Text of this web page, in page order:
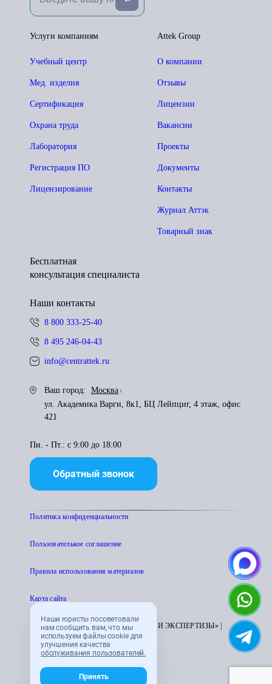
Наши юристы посоветовали
нам сообщить вам, что мы
используем файлы cookie для
улучшения качества
обслуживания пользователей.
Принять
Attek Group
О компании
Отзывы
Лицензии
Вакансии
Проекты
Документы
Контакты
Журнал Аттэк
Товарный знак
Услуги компаниям
Учебный центр
Мед. изделия
Сертификация
Охрана труда
Лаборатория
Регистрация ПО
Лицензирование
Бесплатная
консультация специалиста
Наши контакты
8 800 333-25-40
8 495 246-04-43
info@centrattek.ru
Ваш город:
Москва
ул. Академика Варги, 8к1, БЦ Лейпциг, 4 этаж, офис
421
Пн. - Пт.: с 9:00 до 18:00
Обратный звонок
Политика конфиденциальности
Пользователькое соглашение
Правила использования материалов
Карта сайта
© 1995 - 2026 «ЦЕНТР АТТЕСТАЦИИ И ЭКСПЕРТИЗЫ» |
CENTRATTEK.RU